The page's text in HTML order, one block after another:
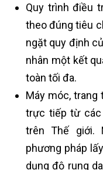
Quy trình điều
theo đúng tiêu
ngặt quy định
nhân một kết
toàn tối đa.
Máy móc, trang
trực tiếp từ các
trên Thế giới.
phương pháp
dụng độ rung